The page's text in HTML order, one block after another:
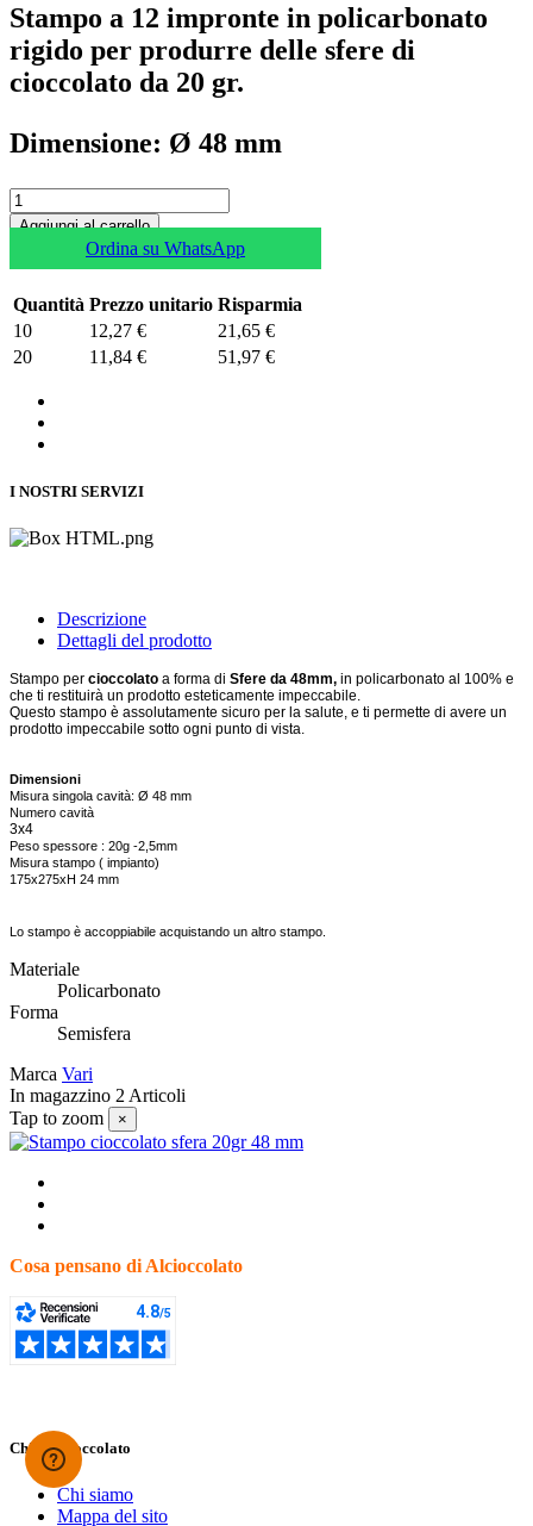
Stampo a 12 impronte in policarbonato
rigido per produrre delle sfere di
cioccolato da 20 gr.
Dimensione: Ø 48 mm
Aggiungi al carrello
Ordina su WhatsApp
Quantità Prezzo unitario Risparmia
10
12,27 €
21,65 €
20
11,84 € 51,97 €
I NOSTRI SERVIZI
Descrizione
Dettagli del prodotto
Stampo per cioccolato a forma di Sfere da 48mm, in policarbonato al 100% e
che ti restituirà un prodotto esteticamente impeccabile.
Questo stampo è assolutamente sicuro per la salute, e ti permette di avere un
prodotto impeccabile sotto ogni punto di vista.
Dimensioni
Misura singola cavità: Ø 48 mm
Numero cavità
3x4
Peso spessore : 20g -2,5mm
Misura stampo ( impianto)
175x275xH 24 mm
Lo stampo è accoppiabile acquistando un altro stampo.
Materiale
Policarbonato
Forma
Semisfera
Marca Vari
In magazzino 2 Articoli
Tap to zoom
×
Cosa pensano di Alcioccolato
Chi è Alcioccolato
Chi siamo
Mappa del sito